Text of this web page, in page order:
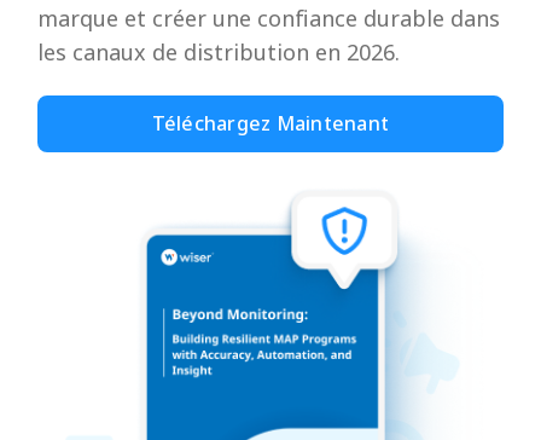
marque et créer une confiance durable dans
les canaux de distribution en 2026.
Téléchargez Maintenant